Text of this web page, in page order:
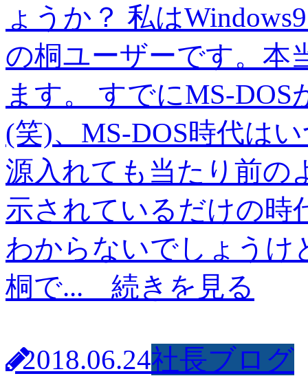
ょうか？ 私は
の桐ユーザーです。本
ます。 すでにMS-
(笑)、MS-DOS時代は
源入れても当たり前の
示されているだけの時
わからないでしょうけ
桐で... 続きを見る
2018.06.24社長ブログ